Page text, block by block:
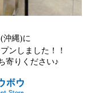
沖縄)に
ンしました！！
寄りください♪